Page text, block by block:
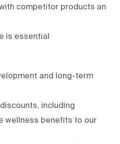
competitor products an
is essential
and long-term
including
wellness benefits to our